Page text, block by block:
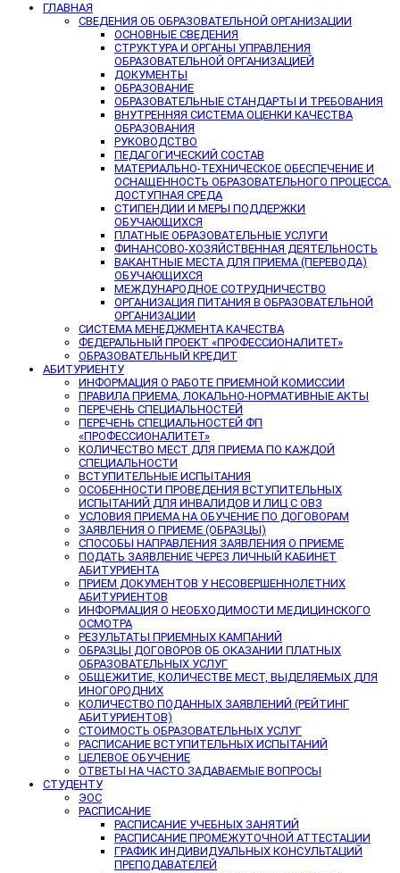
ГЛАВНАЯ
СВЕДЕНИЯ ОБ ОБРАЗОВАТЕЛЬНОЙ ОРГАНИЗАЦИИ
ОСНОВНЫЕ СВЕДЕНИЯ
СТРУКТУРА И ОРГАНЫ УПРАВЛЕНИЯ
ОБРАЗОВАТЕЛЬНОЙ ОРГАНИЗАЦИЕЙ
ДОКУМЕНТЫ
ОБРАЗОВАНИЕ
ОБРАЗОВАТЕЛЬНЫЕ СТАНДАРТЫ И ТРЕБОВАНИЯ
ВНУТРЕННЯЯ СИСТЕМА ОЦЕНКИ КАЧЕСТВА
ОБРАЗОВАНИЯ
РУКОВОДСТВО
ПЕДАГОГИЧЕСКИЙ СОСТАВ
МАТЕРИАЛЬНО-ТЕХНИЧЕСКОЕ ОБЕСПЕЧЕНИЕ И
ОСНАЩЕННОСТЬ ОБРАЗОВАТЕЛЬНОГО ПРОЦЕССА.
ДОСТУПНАЯ СРЕДА
СТИПЕНДИИ И МЕРЫ ПОДДЕРЖКИ
ОБУЧАЮЩИХСЯ
ПЛАТНЫЕ ОБРАЗОВАТЕЛЬНЫЕ УСЛУГИ
ФИНАНСОВО-ХОЗЯЙСТВЕННАЯ ДЕЯТЕЛЬНОСТЬ
ВАКАНТНЫЕ МЕСТА ДЛЯ ПРИЕМА (ПЕРЕВОДА)
ОБУЧАЮЩИХСЯ
МЕЖДУНАРОДНОЕ СОТРУДНИЧЕСТВО
ОРГАНИЗАЦИЯ ПИТАНИЯ В ОБРАЗОВАТЕЛЬНОЙ
ОРГАНИЗАЦИИ
СИСТЕМА МЕНЕДЖМЕНТА КАЧЕСТВА
ФЕДЕРАЛЬНЫЙ ПРОЕКТ «ПРОФЕССИОНАЛИТЕТ»
ОБРАЗОВАТЕЛЬНЫЙ КРЕДИТ
АБИТУРИЕНТУ
ИНФОРМАЦИЯ О РАБОТЕ ПРИЕМНОЙ КОМИССИИ
ПРАВИЛА ПРИЕМА, ЛОКАЛЬНО-НОРМАТИВНЫЕ АКТЫ
ПЕРЕЧЕНЬ СПЕЦИАЛЬНОСТЕЙ
ПЕРЕЧЕНЬ СПЕЦИАЛЬНОСТЕЙ ФП
«ПРОФЕССИОНАЛИТЕТ»
КОЛИЧЕСТВО МЕСТ ДЛЯ ПРИЕМА ПО КАЖДОЙ
СПЕЦИАЛЬНОСТИ
ВСТУПИТЕЛЬНЫЕ ИСПЫТАНИЯ
ОСОБЕННОСТИ ПРОВЕДЕНИЯ ВСТУПИТЕЛЬНЫХ
ИСПЫТАНИЙ ДЛЯ ИНВАЛИДОВ И ЛИЦ С ОВЗ
УСЛОВИЯ ПРИЕМА НА ОБУЧЕНИЕ ПО ДОГОВОРАМ
ЗАЯВЛЕНИЯ О ПРИЕМЕ (ОБРАЗЦЫ)
СПОСОБЫ НАПРАВЛЕНИЯ ЗАЯВЛЕНИЯ О ПРИЕМЕ
ПОДАТЬ ЗАЯВЛЕНИЕ ЧЕРЕЗ ЛИЧНЫЙ КАБИНЕТ
АБИТУРИЕНТА
ПРИЕМ ДОКУМЕНТОВ У НЕСОВЕРШЕННОЛЕТНИХ
АБИТУРИЕНТОВ
ИНФОРМАЦИЯ О НЕОБХОДИМОСТИ МЕДИЦИНСКОГО
ОСМОТРА
РЕЗУЛЬТАТЫ ПРИЕМНЫХ КАМПАНИЙ
ОБРАЗЦЫ ДОГОВОРОВ ОБ ОКАЗАНИИ ПЛАТНЫХ
ОБРАЗОВАТЕЛЬНЫХ УСЛУГ
ОБЩЕЖИТИЕ, КОЛИЧЕСТВЕ МЕСТ, ВЫДЕЛЯЕМЫХ ДЛЯ
ИНОГОРОДНИХ
КОЛИЧЕСТВО ПОДАННЫХ ЗАЯВЛЕНИЙ (РЕЙТИНГ
АБИТУРИЕНТОВ)
СТОИМОСТЬ ОБРАЗОВАТЕЛЬНЫХ УСЛУГ
РАСПИСАНИЕ ВСТУПИТЕЛЬНЫХ ИСПЫТАНИЙ
ЦЕЛЕВОЕ ОБУЧЕНИЕ
ОТВЕТЫ НА ЧАСТО ЗАДАВАЕМЫЕ ВОПРОСЫ
СТУДЕНТУ
ЭОС
РАСПИСАНИЕ
РАСПИСАНИЕ УЧЕБНЫХ ЗАНЯТИЙ
РАСПИСАНИЕ ПРОМЕЖУТОЧНОЙ АТТЕСТАЦИИ
ГРАФИК ИНДИВИДУАЛЬНЫХ КОНСУЛЬТАЦИЙ
ПРЕПОДАВАТЕЛЕЙ